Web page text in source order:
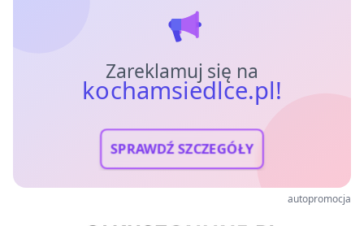
Zareklamuj się na
kochamsiedlce.pl!
SPRAWDŹ SZCZEGÓŁY
autopromocja